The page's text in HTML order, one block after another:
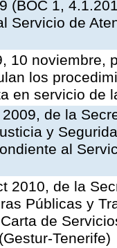
(BOC 1,
Servicio de
10 noviembre,
los
en servicio de
de la
y
al
2010, de la
Públicas y
de
Tenerife)